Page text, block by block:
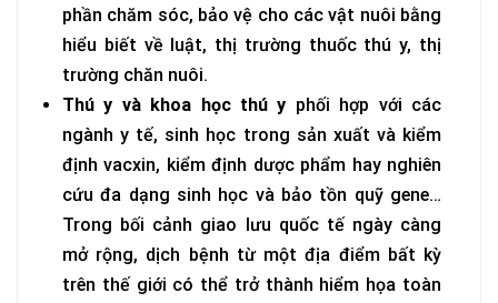
phần chăm sóc, bảo vệ cho các vật nuôi bằng
hiểu biết về luật, thị trường thuốc thú y, thị
trường chăn nuôi.
Thú y và khoa học thú y phối hợp với các
ngành y tế, sinh học trong sản xuất và kiểm
định vacxin, kiểm định dược phẩm hay nghiên
cứu đa dạng sinh học và bảo tồn quỹ gene…
Trong bối cảnh giao lưu quốc tế ngày càng
mở rộng, dịch bệnh từ một địa điểm bất kỳ
trên thế giới có thể trở thành hiểm họa toàn